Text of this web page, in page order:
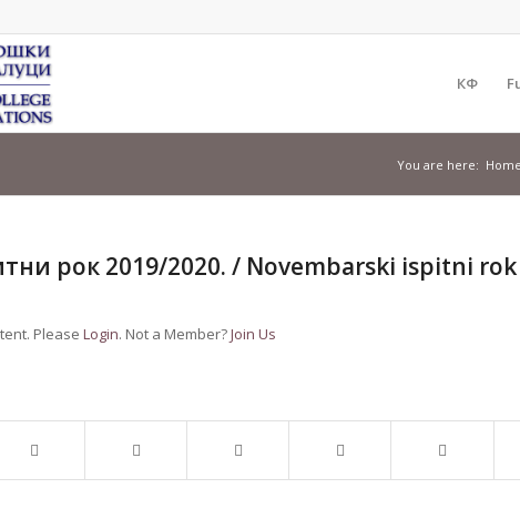
КФ
You are here: Home
рок 2019/2020. / Novembarski ispitni rok
Please Login. Not a Member?Join Us